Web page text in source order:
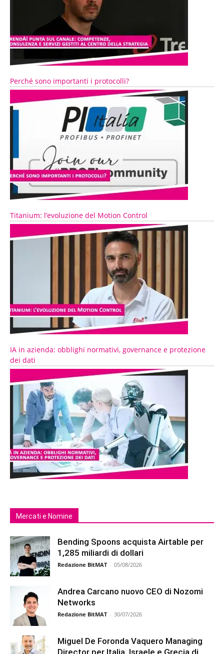
Perché sono importanti i protocolli?
Titanium: l’evoluzione del Motion Control
IA in azienda: obblighi normativi, governance e protezione
dei dati
Mercati e Nomine
Bending Spoons acquista Airtable per
1,285 miliardi di dollari
Redazione BitMAT - 05/08/2026
Andrea Carcano nuovo CEO di Nozomi
Networks
Redazione BitMAT - 30/07/2026
Miguel De Foronda Vaquero Managing
Director per Italia, Israele e Grecia di